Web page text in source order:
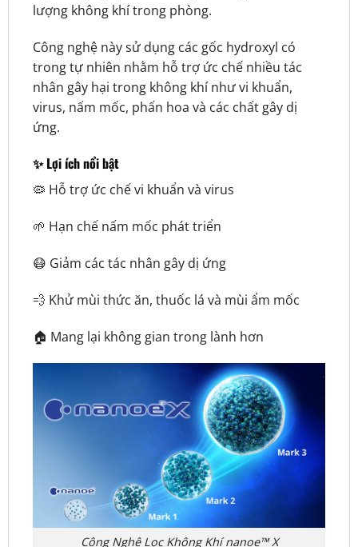
lượng không khí trong phòng.
Công nghệ này sử dụng các gốc hydroxyl có
trong tự nhiên nhằm hỗ trợ ức chế nhiều tác
nhân gây hại trong không khí như vi khuẩn,
virus, nấm mốc, phấn hoa và các chất gây dị
ứng.
✨ Lợi ích nổi bật
🦠 Hỗ trợ ức chế vi khuẩn và virus
🌱 Hạn chế nấm mốc phát triển
😷 Giảm các tác nhân gây dị ứng
💨 Khử mùi thức ăn, thuốc lá và mùi ẩm mốc
🏠 Mang lại không gian trong lành hơn
Công Nghệ Lọc Không Khí nanoe™ X